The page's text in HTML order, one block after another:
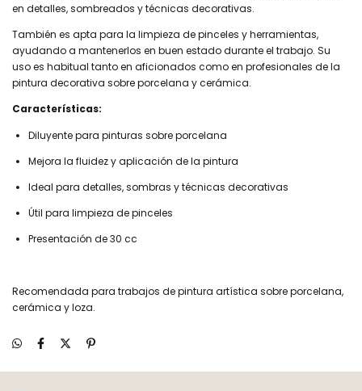
en detalles, sombreados y técnicas decorativas.
También es apta para la limpieza de pinceles y herramientas,
ayudando a mantenerlos en buen estado durante el trabajo. Su
uso es habitual tanto en aficionados como en profesionales de la
pintura decorativa sobre porcelana y cerámica.
Características:
Diluyente para pinturas sobre porcelana
Mejora la fluidez y aplicación de la pintura
Ideal para detalles, sombras y técnicas decorativas
Útil para limpieza de pinceles
Presentación de 30 cc
Recomendada para trabajos de pintura artística sobre porcelana,
cerámica y loza.